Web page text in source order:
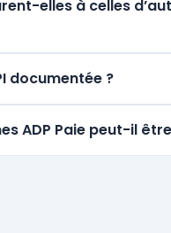
elles à celles
documentée ?
ADP Paie peut-il